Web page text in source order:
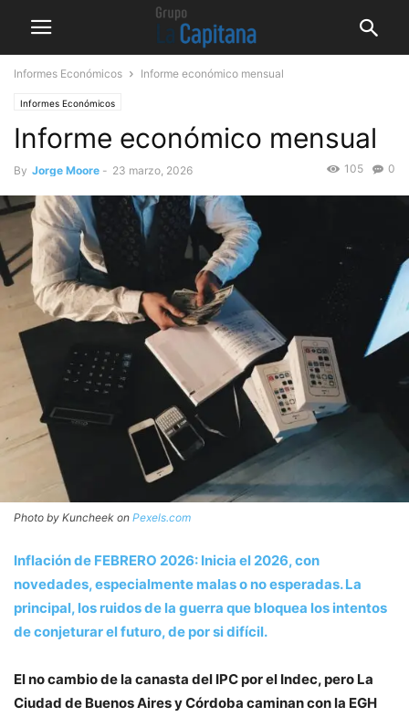
Informes Económicos Informe económico mensual
Informes Económicos
Informe económico mensual
By Jorge Moore - 23 marzo, 2026 0
105
Photo by Kuncheek on Pexels.com
Inflación de FEBRERO 2026: Inicia el 2026, con
novedades, especialmente malas o no esperadas. La
principal, los ruidos de la guerra que bloquea los intentos
de conjeturar el futuro, de por si difícil.
El no cambio de la canasta del IPC por el Indec, pero La
Ciudad de Buenos Aires y Córdoba caminan con la EGH